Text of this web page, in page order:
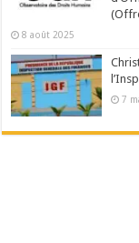
8 août 2025
7